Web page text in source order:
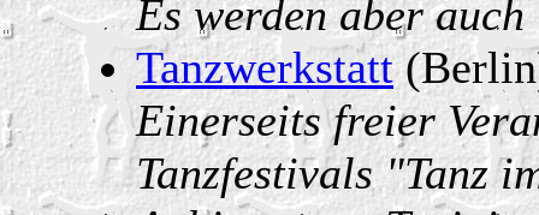
Es werden aber
Tanzwerkstatt
Einerseits freier
Tanzfestivals "Tanz